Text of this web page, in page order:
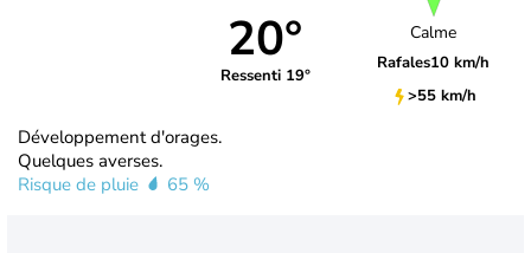
20°
Ressenti 19°
Calme
Rafales10 km/h
>55 km/h
Développement d'orages.
Quelques averses.
Risque de pluie
65 %